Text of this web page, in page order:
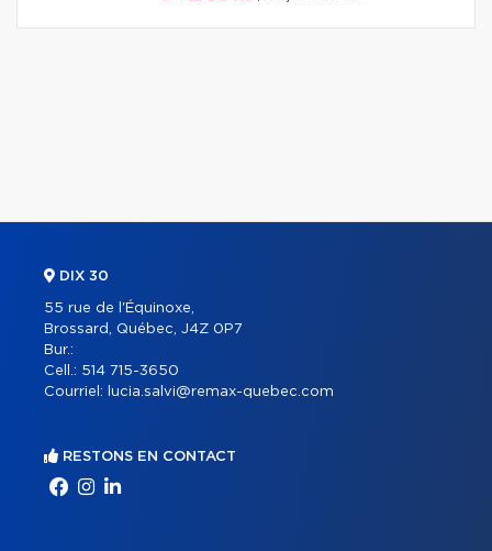
DIX 30
55 rue de l'Équinoxe,
Brossard, Québec, J4Z 0P7
Bur.:
Cell.: 514 715-3650
Courriel:
lucia.salvi@remax-quebec.com
RESTONS EN CONTACT